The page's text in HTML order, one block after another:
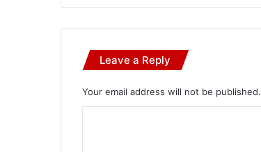
Leave a Reply
Your email address will not be published.